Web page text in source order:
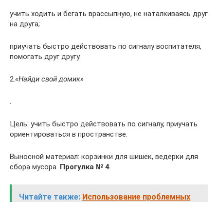
учить ходить и бегать врассыпную, не наталкиваясь друг
на друга;
приучать быстро действовать по сигналу воспитателя,
помогать друг другу.
2.«Найди свой домик»
.
Цель: учить быстро действовать по сигналу, приучать
ориентироваться в пространстве.
Выносной материал: корзинки для шишек, ведерки для
сбора мусора. Прогулка № 4
Читайте также: Использование проблемных